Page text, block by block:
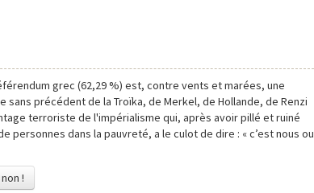
grec (62,29 %) est, contre vents et marées, une
sans précédent de la Troïka, de Merkel, de Hollande, de Renzi
terroriste de l'impérialisme qui, après avoir pillé et ruiné
personnes dans la pauvreté, a le culot de dire : « c’est nous ou
!